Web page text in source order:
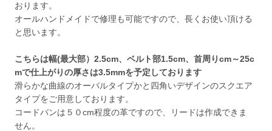
おります。
オールハンドメイドで修理も可能ですので、長くお使い頂ける
と思います。
こちらは幅(最大部）2.5cm、ベルト部1.5cm、首周りcm～25c
mで仕上がりの厚さは3.5mmを予定しております
滑らかな曲線のオーバルタイプかと四角いデザインのスクエア
タイプをご用意しております。
コードバンは５０cm程度の革ですので、リードは作成できま
せん。